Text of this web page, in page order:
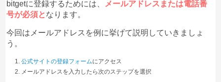
bitgetに登録するためには、
メールアドレスまたは電話番
号が必須となります。
今回はメールアドレスを例に挙げて説明していきましょ
う。
公式サイトの登録フォームにアクセス
メールアドレスを入力したら次のステップを選択